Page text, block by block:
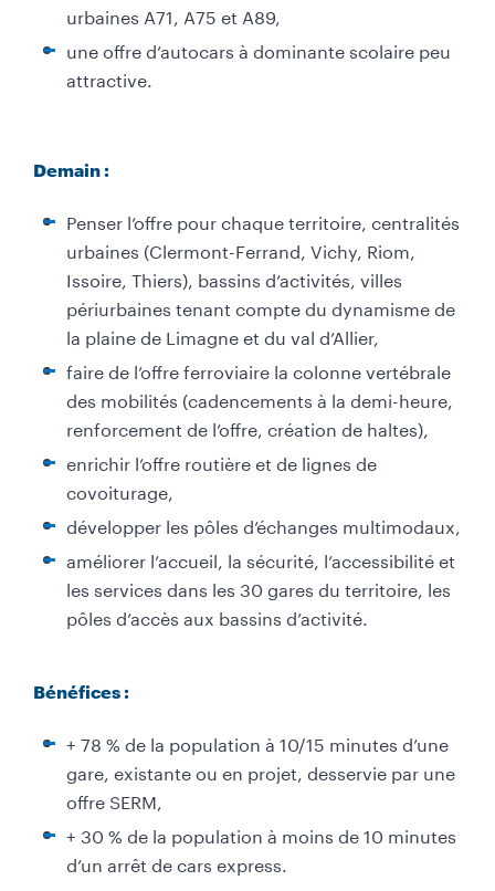
urbaines A71, A75 et A89,
une offre d’autocars à dominante scolaire peu
attractive.
Demain :
Penser l’offre pour chaque territoire, centralités
urbaines (Clermont-Ferrand, Vichy, Riom,
Issoire, Thiers), bassins d’activités, villes
périurbaines tenant compte du dynamisme de
la plaine de Limagne et du val d’Allier,
faire de l’offre ferroviaire la colonne vertébrale
des mobilités (cadencements à la demi-heure,
renforcement de l’offre, création de haltes),
enrichir l’offre routière et de lignes de
covoiturage,
développer les pôles d’échanges multimodaux,
améliorer l’accueil, la sécurité, l’accessibilité et
les services dans les 30 gares du territoire, les
pôles d’accès aux bassins d’activité.
Bénéfices :
+ 78 % de la population à 10/15 minutes d’une
gare, existante ou en projet, desservie par une
offre SERM,
+ 30 % de la population à moins de 10 minutes
d’un arrêt de cars express.